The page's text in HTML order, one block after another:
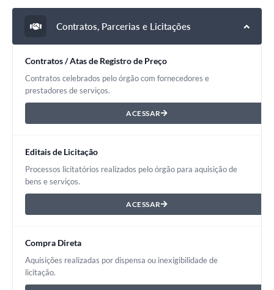
Contratos, Parcerias e Licitações
Contratos / Atas de Registro de Preço
Contratos celebrados pelo órgão com fornecedores e
prestadores de serviços.
ACESSAR
Editais de Licitação
Processos licitatórios realizados pelo órgão para aquisição de
bens e serviços.
ACESSAR
Compra Direta
Aquisições realizadas por dispensa ou inexigibilidade de
licitação.